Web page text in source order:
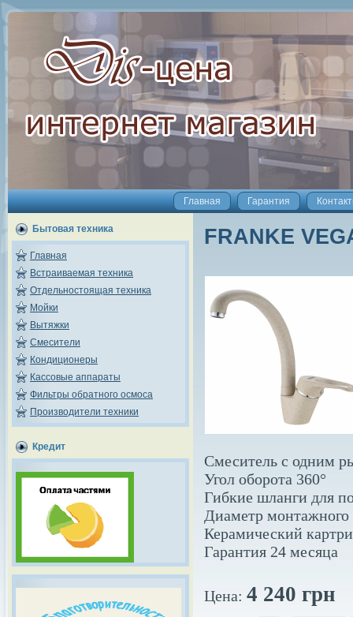
Главная Гарантия
Бытовая техника
Главная
Встраиваемая техника
Отдельностоящая техника
Мойки
Вытяжки
Смесители
Кондиционеры
Кассовые аппараты
Фильтры обратного осмоса
Производители техники
Кредит
FRANKE
Смеситель с одним
Угол оборота 360°
Гибкие шланги для
Диаметр
Керамический
Гарантия 24 месяца
Цена: 4 240 грн